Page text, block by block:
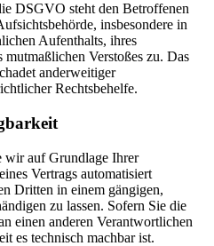
DSGVO steht den Betroffenen
insbesondere in
Aufenthalts, ihres
mutmaßlichen Verstoßes zu. Das
anderweitiger
Rechtsbehelfe.
wir auf Grundlage Ihrer
Vertrags automatisiert
Dritten in einem gängigen,
zu lassen. Sofern Sie die
einen anderen Verantwortlichen
es technisch machbar ist.